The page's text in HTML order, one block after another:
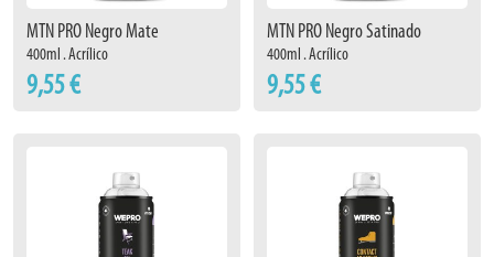
MTN PRO Negro Mate
400ml . Acrílico
9,55 €
MTN PRO Negro Satinado
400ml . Acrílico
9,55 €